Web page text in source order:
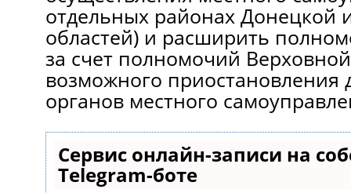
отдельных районах Донецкой
областей) и расширить
за счет полномочий
возможного приостановления
органов местного
Сервис онлайн-записи на
Telegram-боте